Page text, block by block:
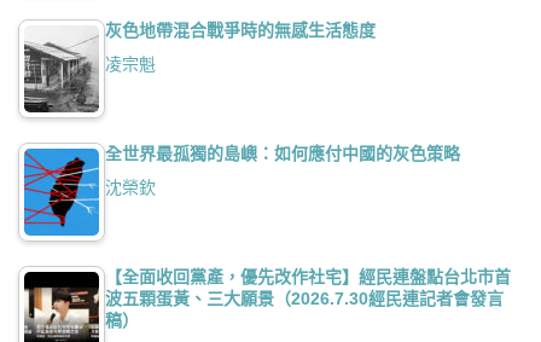
灰色地帶混合戰爭時的無感生活態度
凌宗魁
全世界最孤獨的島嶼：如何應付中國的灰色策略
沈榮欽
【全面收回黨產，優先改作社宅】經民連盤點台北市首
波五顆蛋黃、三大願景（2026.7.30經民連記者會發言
稿）